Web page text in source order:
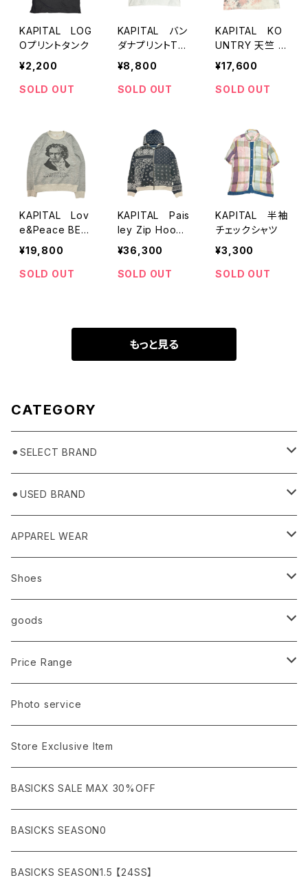
KAPITAL LOG
Oプリントタンク
¥2,200
SOLD OUT
KAPITAL バン
ダナプリントTシ
ャツ
¥8,800
SOLD OUT
KAPITAL KO
UNTRY 天竺 B
ONE BIG T AS
HBURY DYED
¥17,600
SOLD OUT
KAPITAL Lov
e&Peace BEE
THOVEN Swe
¥19,800
SOLD OUT
KAPITAL Pais
ley Zip Hoodi
e
¥36,300
SOLD OUT
KAPITAL 半袖
チェックシャツ
¥3,300
SOLD OUT
もっと見る
CATEGORY
⚫︎SELECT BRAND
BASICKS
HUMMEL 00
⚫︎USED BRAND
Domestic
Ancellm
AURALEE
ANCHOR
asics
Import
ANN DEMEULEMEESTER
ARMANI / EXCHANGE / JEANS
agnes b
APPAREL WEAR
TOPS
T-SHIRTS (Tシャツ）
LSV (長袖Tシャツ）
VEST(ベスト）
OUTER
BLOUSON (ブルゾン）
JACKET (ジャケット)
BOTTOMS
DENIM (デニム)
CARGO (カーゴ)
Shoes
Sneaker
Leather shoes
Sandals
Boots
goods
Eye wear
Cap/Hat
Bag / Wallet
Watch
Interior
Figure/etc...
Price Range
¥1,000〜¥5,000
¥5,000〜¥10,000
¥10,000〜¥30,000
¥30,000〜¥50,000
¥50,000〜¥100,000
Photo service
Store Exclusive Item
BASICKS SALE MAX 30%OFF
BASICKS SEASON0
BASICKS SEASON1.5 【24SS】